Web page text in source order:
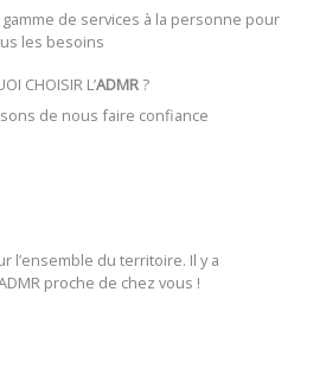
gamme de services à la personne pour
les besoins
CHOISIR L’ADMR?
de nous faire confiance
l’ensemble du territoire. Il y a
proche de chez vous !